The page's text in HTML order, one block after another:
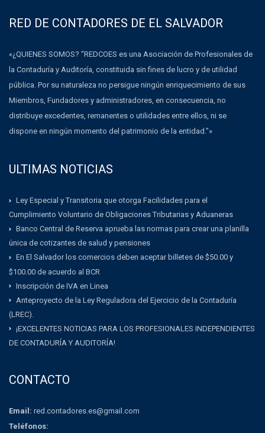
RED DE CONTADORES DE EL SALVADOR
«¿QUIENES SOMOS? “REDCOES es una Asociación de Profesionales de
la Contaduría y Auditoría, constituida sin fines de lucro y de utilidad
pública. Por su naturaleza no persigue ningún enriquecimiento de sus
Miembros, Fundadores y administradores, en consecuencia, no
distribuye excedentes, remanentes o utilidades entre ellos, ni se
dispone en ningún momento del patrimonio de la entidad.”»
ULTIMAS NOTICIAS
Ley Especial y Transitoria que otorga Facilidades para el
Cumplimiento Voluntario de Obligaciones Tributarias y Aduaneras
Banco Central de Reserva aprueba las normas para crear una planilla
única de cotizantes de salud y pensiones
En El Salvador los comercios deben aceptar billetes de $50.00 y
$100.00 de acuerdo al BCR
Inscripción de IVA en Linea
Anteproyecto de la Ley Reguladora del Ejercicio de la Contaduría
(LREC).
¡EXCELENTES NOTICIAS PARA LOS PROFESIONALES INDEPENDIENTES
DE CONTADURÍA Y AUDITORÍA!
CONTACTO
Email: red.contadores.es@gmail.com
Teléfonos: